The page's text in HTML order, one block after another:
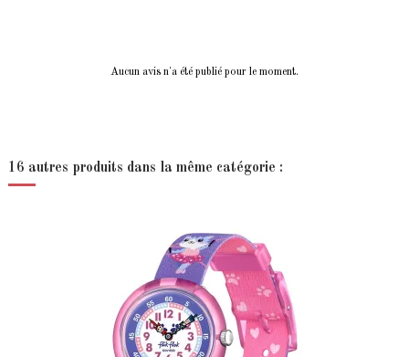
Aucun avis n'a été publié pour le moment.
16 autres produits dans la même catégorie :